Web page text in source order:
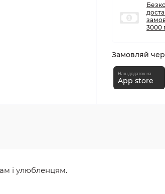
3000
Замовляй
Наш додаток на
App store
і улюбленцям.